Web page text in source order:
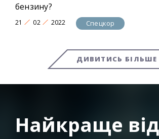
бензину?
21 02 2022 Спецкор
ДИВИТИСЬ БІЛЬШЕ
Найкраще